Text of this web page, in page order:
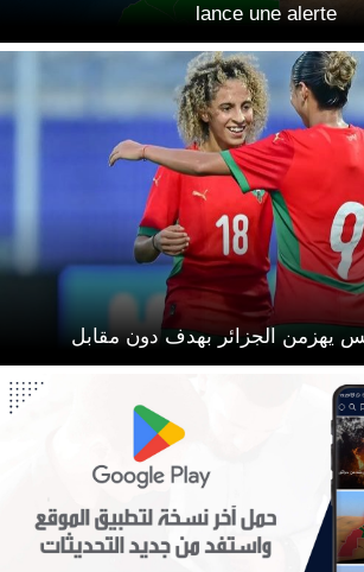
lance une alerte
يهزمن الجزائر بهدف دون مقابل